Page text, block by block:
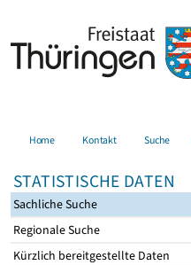
Home Kontakt Suche
STATISTISCHE DATEN
Sachliche Suche
Regionale Suche
Kürzlich bereitgestellte Daten